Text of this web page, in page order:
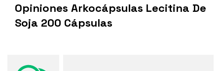
Opiniones Arkocápsulas Lecitina De
Soja 200 Cápsulas